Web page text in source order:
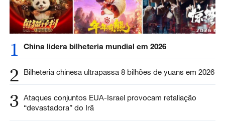
1 China lidera bilheteria mundial em 2026
2 Bilheteria chinesa ultrapassa 8 bilhões de yuans em 2026
3 Ataques conjuntos EUA-Israel provocam retaliação
“devastadora” do Irã